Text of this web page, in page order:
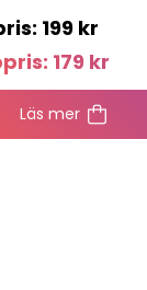
199 kr
179 kr
Läs mer